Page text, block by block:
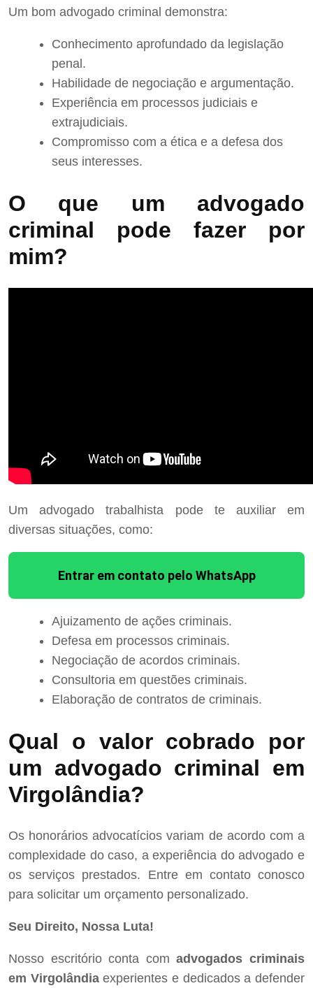
Um bom advogado criminal demonstra:
Conhecimento aprofundado da legislação
penal.
Habilidade de negociação e argumentação.
Experiência em processos judiciais e
extrajudiciais.
Compromisso com a ética e a defesa dos
seus interesses.
O que um advogado
criminal pode fazer por
mim?
Um advogado trabalhista pode te auxiliar em
diversas situações, como:
Entrar em contato pelo WhatsApp
Ajuizamento de ações criminais.
Defesa em processos criminais.
Negociação de acordos criminais.
Consultoria em questões criminais.
Elaboração de contratos de criminais.
Qual o valor cobrado por
um advogado criminal em
Virgolândia?
Os honorários advocatícios variam de acordo com a
complexidade do caso, a experiência do advogado e
os serviços prestados. Entre em contato conosco
para solicitar um orçamento personalizado.
Seu Direito, Nossa Luta!
Nosso escritório conta comadvogados criminais
em Virgolândiaexperientes e dedicados a defender